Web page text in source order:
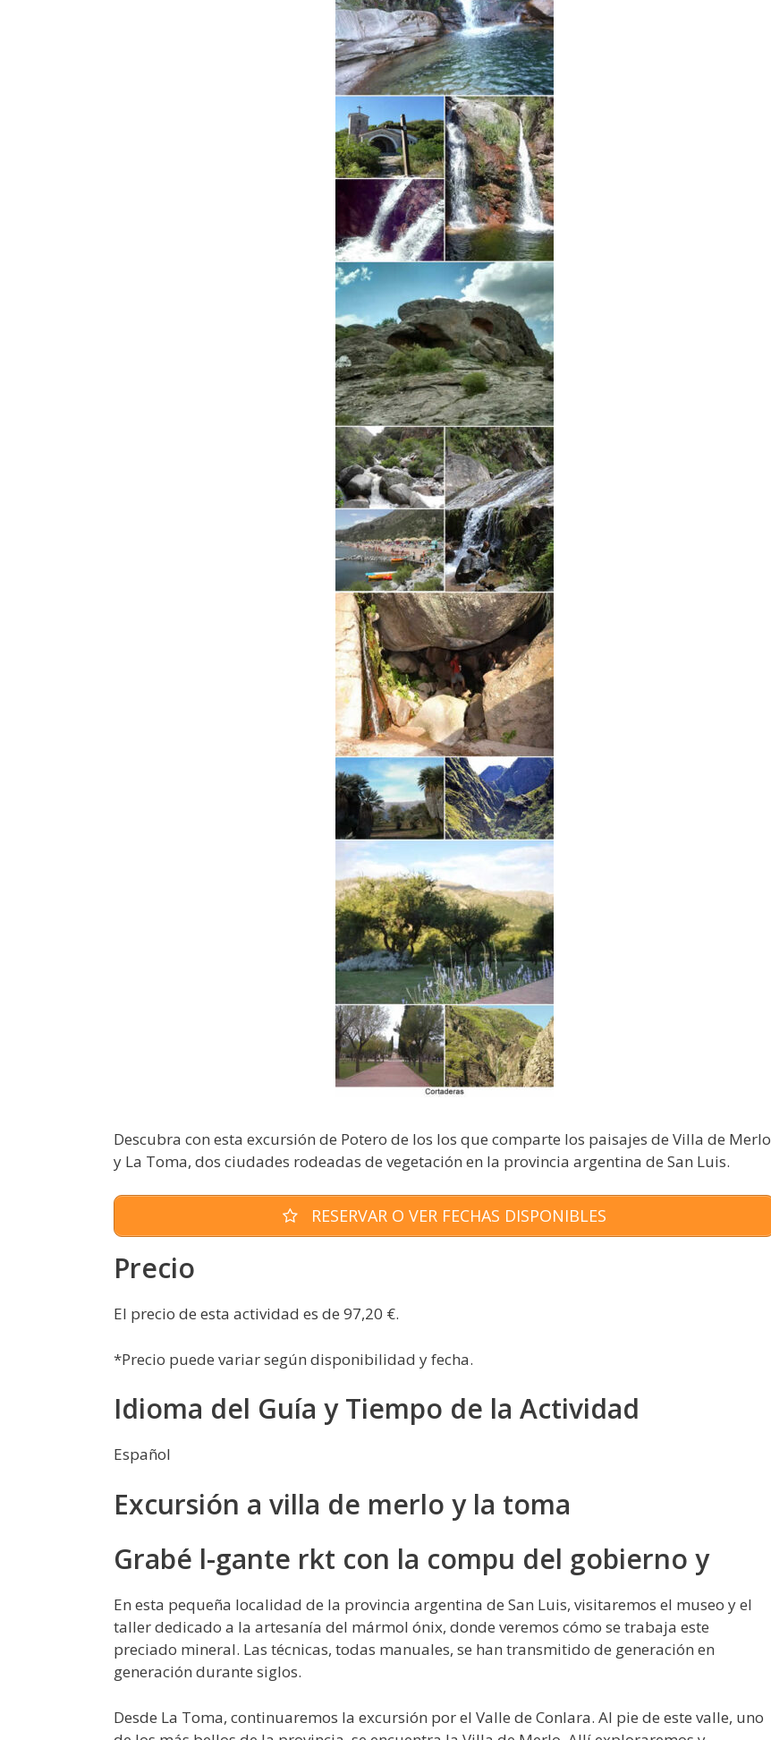
Descubra con esta excursión de Potero de los los que comparte los paisajes de Villa de Merlo
y La Toma, dos ciudades rodeadas de vegetación en la provincia argentina de San Luis.
RESERVAR O VER FECHAS DISPONIBLES
Precio
El precio de esta actividad es de 97,20 €.
*Precio puede variar según disponibilidad y fecha.
Idioma del Guía y Tiempo de la Actividad
Español
Excursión a villa de merlo y la toma
Grabé l-gante rkt con la compu del gobierno y
En esta pequeña localidad de la provincia argentina de San Luis, visitaremos el museo y el
taller dedicado a la artesanía del mármol ónix, donde veremos cómo se trabaja este
preciado mineral. Las técnicas, todas manuales, se han transmitido de generación en
generación durante siglos.
Desde La Toma, continuaremos la excursión por el Valle de Conlara. Al pie de este valle, uno